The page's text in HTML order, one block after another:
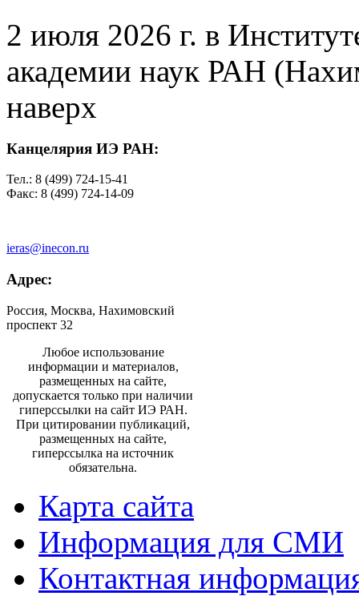
2 июля 2026 г. в
академии наук РАН
наверх
Канцелярия ИЭ РАН:
Тел.: 8 (499) 724-15-41
Факс: 8 (499) 724-14-09
ieras@inecon.ru
Адрес:
Россия, Москва, Нахимовский
проспект 32
Любое использование
информации и материалов,
размещенных на сайте,
допускается только при наличии
гиперссылки на сайт ИЭ РАН.
При цитировании публикаций,
размещенных на сайте,
гиперссылка на источник
обязательна.
Карта сайта
Информация для СМИ
Контактная